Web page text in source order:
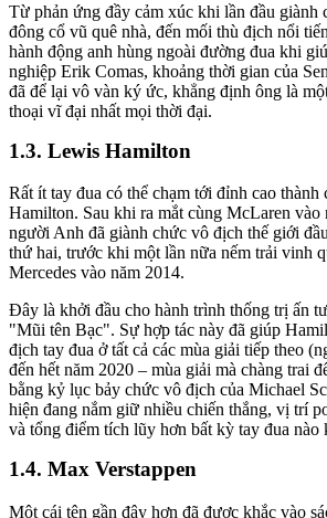
Từ phản ứng đầy cảm xúc khi lần đầu giành
đông cổ vũ quê nhà, đến mối thù địch nổi
hành động anh hùng ngoài đường đua khi
nghiệp Erik Comas, khoảng thời gian của
đã để lại vô vàn ký ức, khẳng định ông là
thoại vĩ đại nhất mọi thời đại.
Lewis Hamilton
Rất ít tay đua có thể chạm tới đỉnh cao
Hamilton. Sau khi ra mắt cùng McLaren vào
người Anh đã giành chức vô địch thế giới
thứ hai, trước khi một lần nữa nếm trải vinh
Mercedes vào năm 2014.
Đây là khởi đầu cho hành trình thống trị ấn
"Mũi tên Bạc". Sự hợp tác này đã giúp
địch tay đua ở tất cả các mùa giải tiếp theo
đến hết năm 2020 – mùa giải mà chàng trai
bằng kỷ lục bảy chức vô địch của Michael
hiện đang nắm giữ nhiều chiến thắng, vị trí
và tổng điểm tích lũy hơn bất kỳ tay đua nào
Max Verstappen
Một cái tên gần đây hơn đã được khắc vào